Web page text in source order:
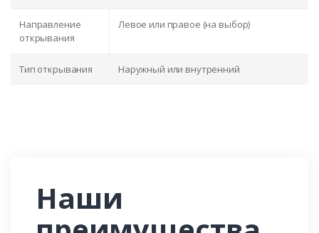
Направление
открывания
Левое или правое (на выбор)
Тип открывания Наружный или внутренний
Наши